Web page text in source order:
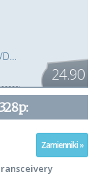
24.90
:
Zamienniki »